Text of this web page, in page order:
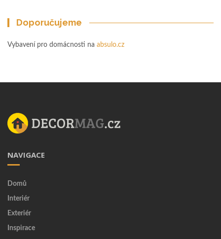
Doporučujeme
Vybavení pro domácnosti na absulo.cz
NAVIGACE
Domů
Interiér
Exteriér
Inspirace